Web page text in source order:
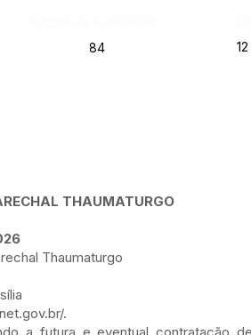
84
THAUMATURGO
Thaumaturgo
.